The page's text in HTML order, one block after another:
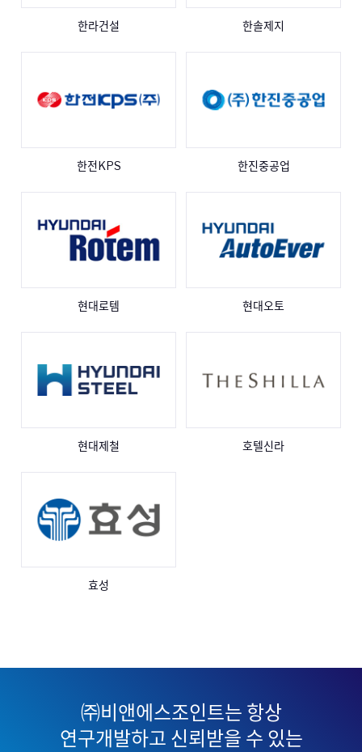
한라건설 한솔제지
한전KPS 한진중공업
현대로템 현대오토
현대제철 호텔신라
효성
㈜비앤에스조인트는 항상
연구개발하고 신뢰받을 수 있는